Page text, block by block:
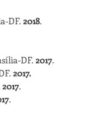
DF.2018.
DF.2017.
2017.
2017.
.